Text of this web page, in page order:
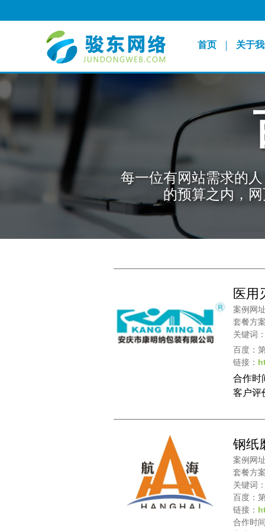
首页 关于
每一位有网站需求的
的预算之内，
医用
案例网
套餐方
关键词
百度：
链接：
合作时
客户评
钢纸
案例网
套餐方
关键词
百度：
链接：
合作时